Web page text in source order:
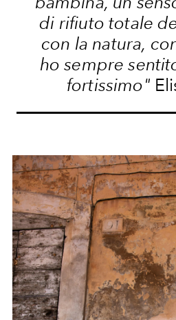
di rifiuto totale
con la natura,
ho sempre
fortissimo"